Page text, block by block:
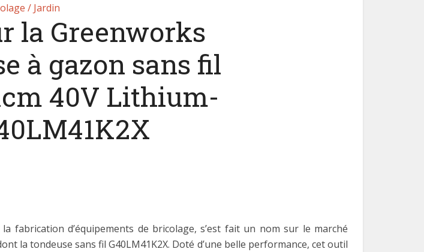
/ Jardin
la Greenworks
à gazon sans fil
40V Lithium-
fabrication d’équipements de bricolage, s’est fait un nom sur le marché
la tondeuse sans fil G40LM41K2X. Doté d’une belle performance, cet outil